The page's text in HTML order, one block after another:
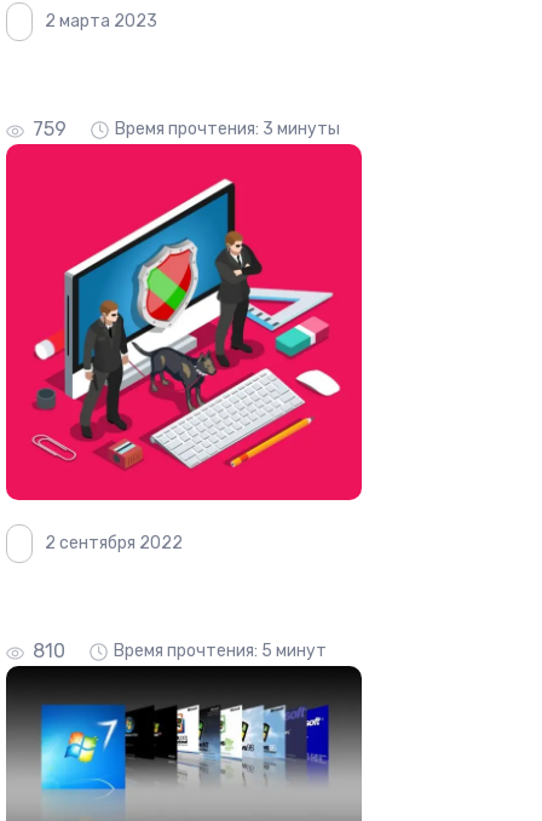
2 марта 2023
759 Время прочтения: 3 минуты
2 сентября 2022
810 Время прочтения: 5 минут